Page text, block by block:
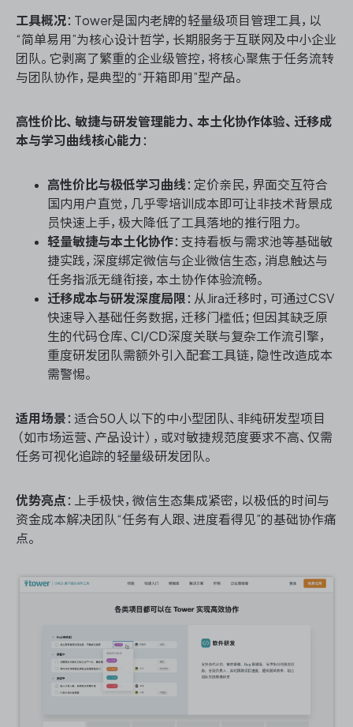
工具概况：Tower是国内老牌的轻量级项目管理工具，以
“简单易用”为核心设计哲学，长期服务于互联网及中小企业
团队。它剥离了繁重的企业级管控，将核心聚焦于任务流转
与团队协作，是典型的“开箱即用”型产品。
高性价比、敏捷与研发管理能力、本土化协作体验、迁移成
本与学习曲线核心能力 ：
高性价比与极低学习曲线：定价亲民，界面交互符合
国内用户直觉，几乎零培训成本即可让非技术背景成
员快速上手，极大降低了工具落地的推行阻力。
轻量敏捷与本土化协作：支持看板与需求池等基础敏
捷实践，深度绑定微信与企业微信生态，消息触达与
任务指派无缝衔接，本土协作体验流畅。
迁移成本与研发深度局限 ：从Jira迁移时，可通过CSV
快速导入基础任务数据，迁移门槛低；但因其缺乏原
生的代码仓库、CI/CD深度关联与复杂工作流引擎，
重度研发团队需额外引入配套工具链，隐性改造成本
需警惕。
适用场景 ：适合50人以下的中小型团队、非纯研发型项目
（如市场运营、产品设计），或对敏捷规范度要求不高、仅需
任务可视化追踪的轻量级研发团队。
优势亮点 ：上手极快，微信生态集成紧密，以极低的时间与
资金成本解决团队“任务有人跟、进度看得见”的基础协作痛
点。